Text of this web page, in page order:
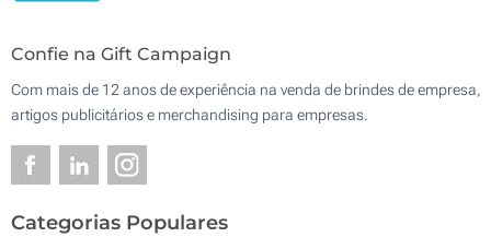
Confie na Gift Campaign
Com mais de 12 anos de experiência na venda de brindes de empresa,
artigos publicitários e merchandising para empresas.
Categorias Populares